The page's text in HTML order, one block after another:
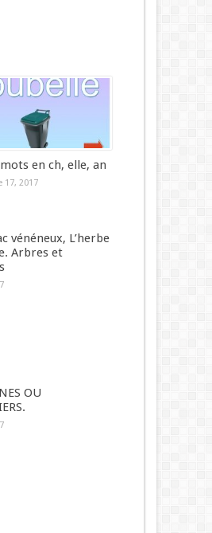
en ch, elle, an
17, 2017
vénéneux, L’herbe
Arbres et
OU